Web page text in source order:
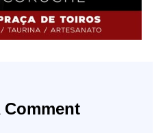
Comment